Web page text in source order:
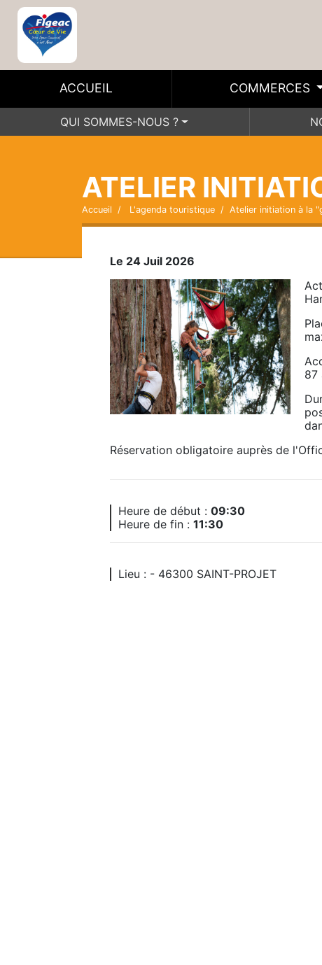
ACCUEIL COMMERCES
QUI SOMMES-NOUS ?
ATELIER
Accueil L'agenda touristique Atelier initiation à la
Le 24 Juil 2026
87
Réservation obligatoire auprès de
Heure de début : 09:30
Heure de fin : 11:30
Lieu : - 46300 SAINT-PROJET